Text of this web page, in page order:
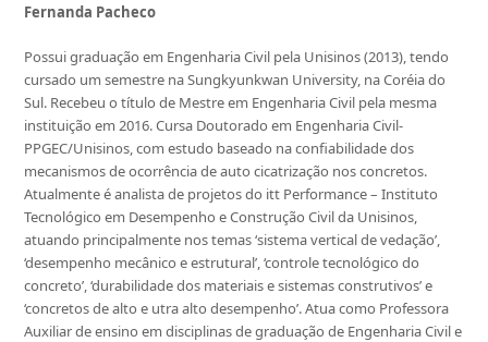
Fernanda Pacheco
Possui graduação em Engenharia Civil pela Unisinos (2013), tendo
cursado um semestre na Sungkyunkwan University, na Coréia do
Sul. Recebeu o título de Mestre em Engenharia Civil pela mesma
instituição em 2016. Cursa Doutorado em Engenharia Civil-
PPGEC/Unisinos, com estudo baseado na confiabilidade dos
mecanismos de ocorrência de auto cicatrização nos concretos.
Atualmente é analista de projetos do itt Performance – Instituto
Tecnológico em Desempenho e Construção Civil da Unisinos,
atuando principalmente nos temas ‘sistema vertical de vedação’,
‘desempenho mecânico e estrutural’, ‘controle tecnológico do
concreto’, ‘durabilidade dos materiais e sistemas construtivos’ e
‘concretos de alto e utra alto desempenho’. Atua como Professora
Auxiliar de ensino em disciplinas de graduação de Engenharia Civil e